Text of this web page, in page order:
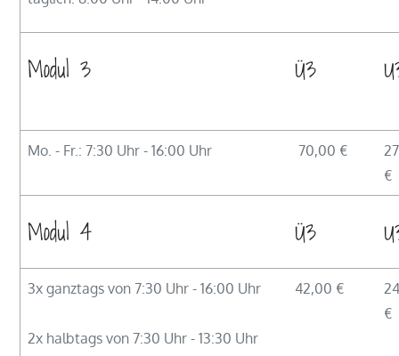
Modul 3 Ü3
Mo. - Fr.: 7:30 Uhr - 16:00 Uhr 70,00 €
€
Modul 4 Ü3
3x ganztags von 7:30 Uhr - 16:00 Uhr
2x halbtags von 7:30 Uhr - 13:30 Uhr
42,00 €
€